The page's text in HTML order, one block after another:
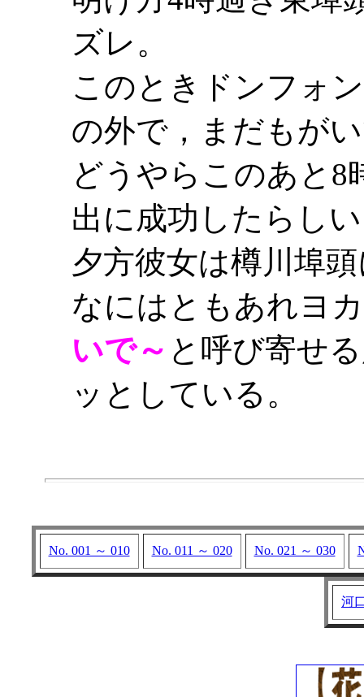
ズレ。
このときドンフォ
の外で，まだもが
どうやらこのあと8
出に成功したらし
夕方彼女は樽川埠
なにはともあれヨ
いで～ と呼び寄せ
ッとしている。
No. 001 ～ 010 No. 011 ～ 020 No. 021 ～ 030
河